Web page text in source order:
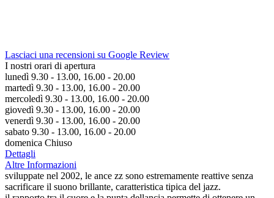
Lasciaci una recensioni su Google Review
I nostri orari di apertura
lunedì 9.30 - 13.00, 16.00 - 20.00
martedì 9.30 - 13.00, 16.00 - 20.00
mercoledì 9.30 - 13.00, 16.00 - 20.00
giovedì 9.30 - 13.00, 16.00 - 20.00
venerdì 9.30 - 13.00, 16.00 - 20.00
sabato 9.30 - 13.00, 16.00 - 20.00
domenica Chiuso
Dettagli
Altre Informazioni
sviluppate nel 2002, le ance zz sono estremamente reattive senza
sacrificare il suono brillante, caratteristica tipica del jazz.